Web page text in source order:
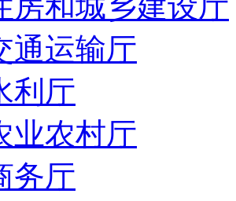
房和城乡建设厅
通运输厅
利厅
业农村厅
务厅